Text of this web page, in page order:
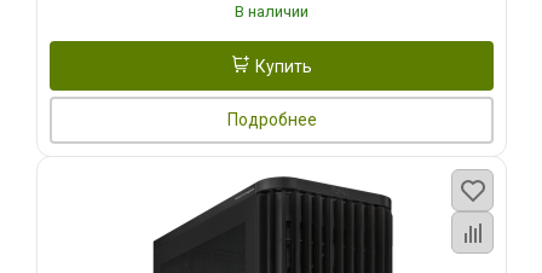
В наличии
Купить
Подробнее